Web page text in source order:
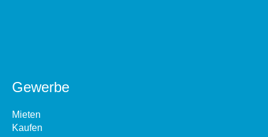
Gewerbe
Mieten
Kaufen